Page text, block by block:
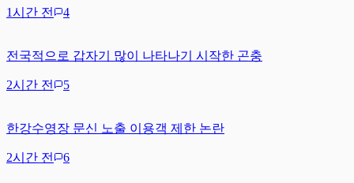
1시간 전 4
전국적으로 갑자기 많이 나타나기 시작한 곤충
2시간 전 5
한강수영장 문신 노출 이용객 제한 논란
2시간 전 6